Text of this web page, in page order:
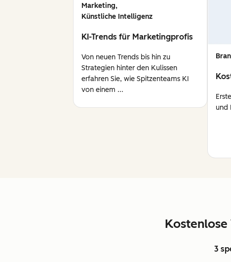
Marketing,
Künstliche Intelligenz
KI-Trends für Marketingprofis
Von neuen Trends bis hin zu
Strategien hinter den Kulissen
erfahren Sie, wie Spitzenteams KI
von einem ...
und
3